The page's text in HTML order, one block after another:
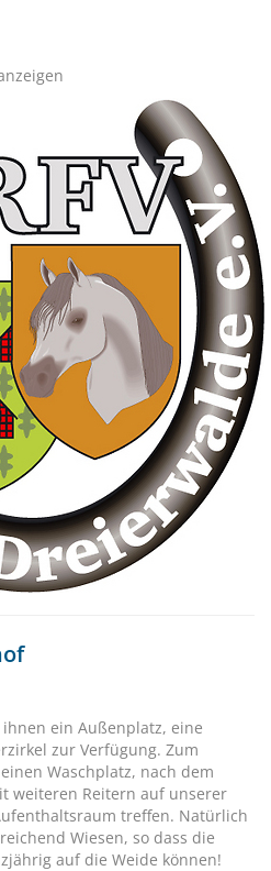
ein Außenplatz, eine
zur Verfügung. Zum
Waschplatz, nach dem
weiteren Reitern auf unserer
treffen. Natürlich
Wiesen, so dass die
auf die Weide können!